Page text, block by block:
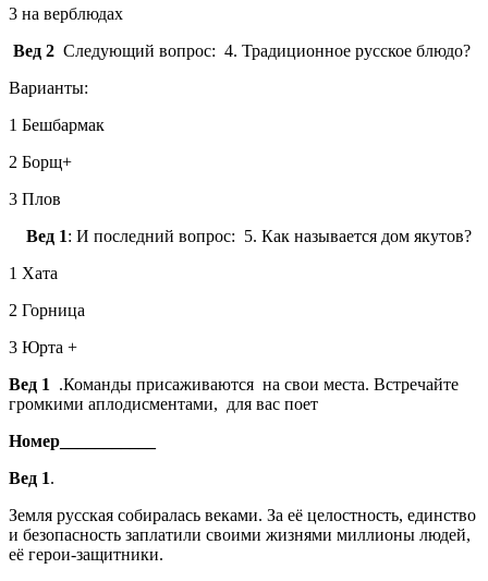
3 на верблюдах
Вед 2 Следующий вопрос: 4. Традиционное русское блюдо?
Варианты:
1 Бешбармак
2 Борщ+
3 Плов
Вед 1: И последний вопрос: 5. Как называется дом якутов?
1 Хата
2 Горница
3 Юрта +
Вед 1
.Команды присаживаются на свои места. Встречайте
громкими аплодисментами, для вас поет
Номер___________
Вед 1.
Земля русская собиралась веками. За её целостность, единство
и безопасность заплатили своими жизнями миллионы людей,
её герои-защитники.